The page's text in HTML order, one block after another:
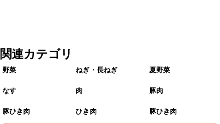
関連カテゴリ
野菜 ねぎ・長ねぎ 夏野菜
なす 肉 豚肉
豚ひき肉 ひき肉
豚ひき肉